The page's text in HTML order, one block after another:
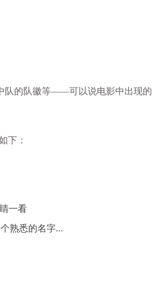
队的队徽等——可以说电影中出现
下：
一看
熟悉的名字...